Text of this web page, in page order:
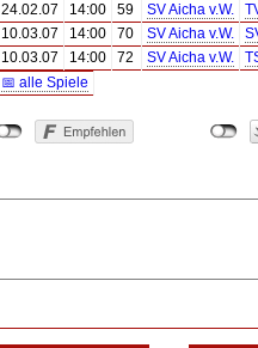
24.02.07
14:00 59 SV Aicha v.W.
10.03.07
14:00 70 SV Aicha v.W.
10.03.07
14:00 72 SV Aicha v.W.
📅 alle Spiele